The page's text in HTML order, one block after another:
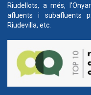
Riudellots, a més,
afluents i subafluents
Riudevilla, etc.